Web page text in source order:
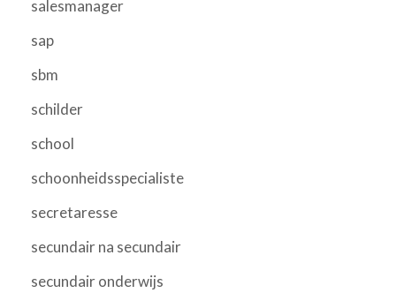
salesmanager
sap
sbm
schilder
school
schoonheidsspecialiste
secretaresse
secundair na secundair
secundair onderwijs